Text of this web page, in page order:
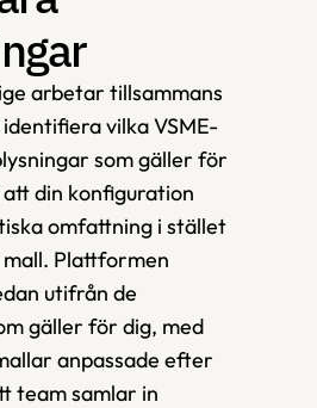
arbetar tillsammans
vilka VSME-
som gäller för
din konfiguration
omfattning i stället
Plattformen
utifrån de
gäller för dig, med
anpassade efter
team samlar in